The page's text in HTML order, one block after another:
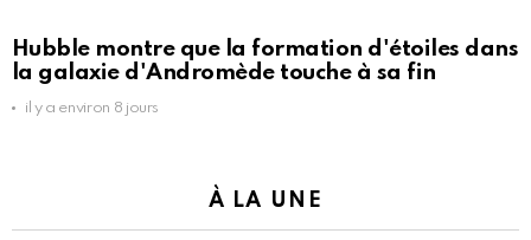
Hubble montre que la formation d'étoiles dans
la galaxie d'Andromède touche à sa fin
il y a environ 8 jours
À LA UNE